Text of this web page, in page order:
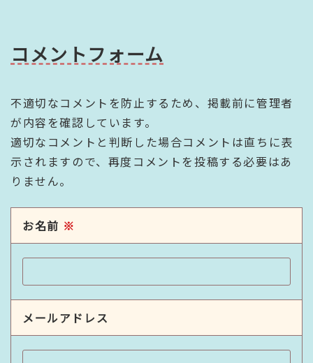
コメントフォーム
不適切なコメントを防止するため、掲載前に管理者
が内容を確認しています。
適切なコメントと判断した場合コメントは直ちに表
示されますので、再度コメントを投稿する必要はあ
りません。
お名前 ※
メールアドレス